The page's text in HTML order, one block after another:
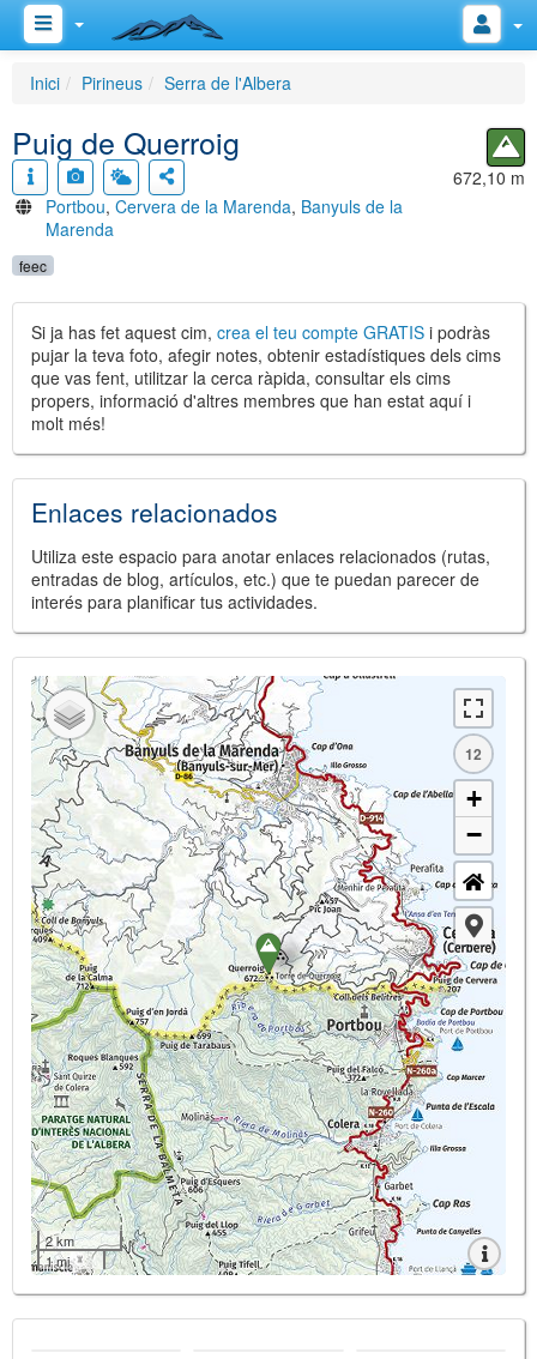
Inici Pirineus Serra de l'Albera
Puig de Querroig
Portbou, Cervera de la Marenda, Banyuls de la
Marenda
672,10 m
feec
Si ja has fet aquest cim, crea el teu compte GRATIS i podràs
pujar la teva foto, afegir notes, obtenir estadístiques dels cims
que vas fent, utilitzar la cerca ràpida, consultar els cims
propers, informació d'altres membres que han estat aquí i
molt més!
Enlaces relacionados
Utiliza este espacio para anotar enlaces relacionados (rutas,
entradas de blog, artículos, etc.) que te puedan parecer de
interés para planificar tus actividades.
12
+
−
2 km
1 mi